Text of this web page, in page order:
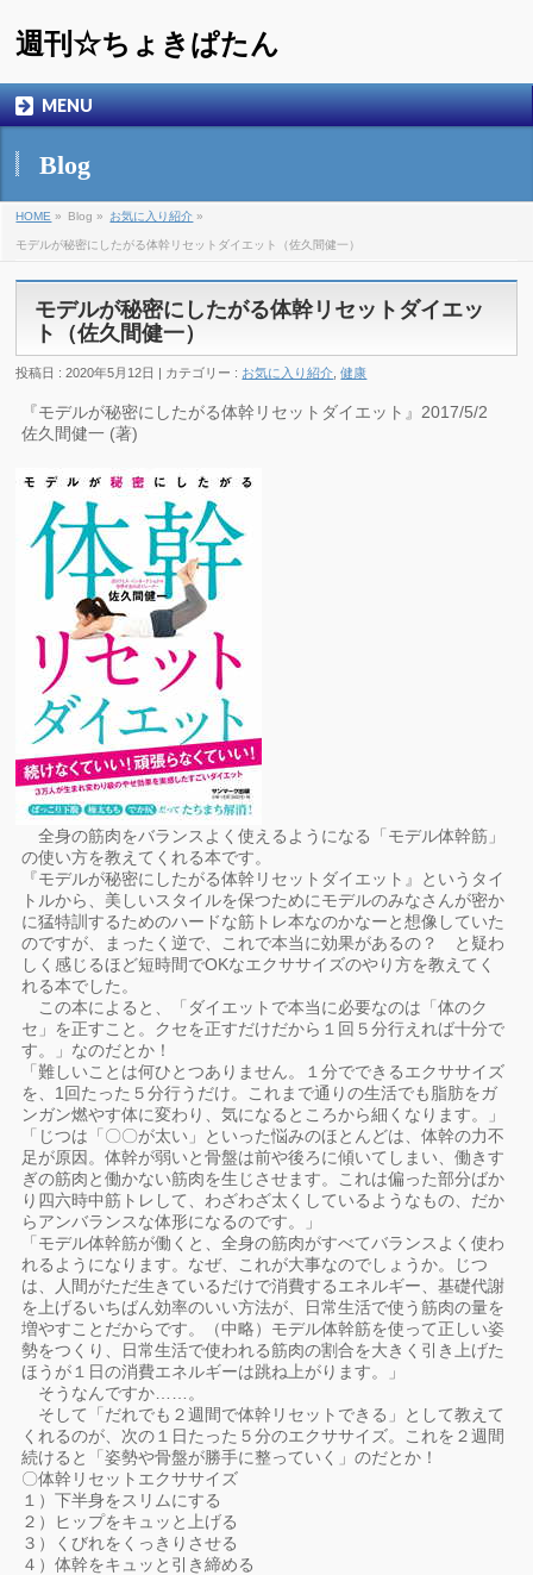
週刊☆ちょきぱたん
MENU
Blog
HOME » Blog » お気に入り紹介 »
モデルが秘密にしたがる体幹リセットダイエット（佐久間健一）
モデルが秘密にしたがる体幹リセットダイエッ
ト（佐久間健一）
投稿日 : 2020年5月12日 | カテゴリー : お気に入り紹介 ,健康
『モデルが秘密にしたがる体幹リセットダイエット』2017/5/2
佐久間健一 (著)
全身の筋肉をバランスよく使えるようになる「モデル体幹筋」
の使い方を教えてくれる本です。
『モデルが秘密にしたがる体幹リセットダイエット』というタイ
トルから、美しいスタイルを保つためにモデルのみなさんが密か
に猛特訓するためのハードな筋トレ本なのかなーと想像していた
のですが、まったく逆で、これで本当に効果があるの？ と疑わ
しく感じるほど短時間でOKなエクササイズのやり方を教えてく
れる本でした。
この本によると、「ダイエットで本当に必要なのは「体のク
セ」を正すこと。クセを正すだけだから１回５分行えれば十分で
す。」なのだとか！
「難しいことは何ひとつありません。１分でできるエクササイズ
を、1回たった５分行うだけ。これまで通りの生活でも脂肪をガ
ンガン燃やす体に変わり、気になるところから細くなります。」
「じつは「〇〇が太い」といった悩みのほとんどは、体幹の力不
足が原因。体幹が弱いと骨盤は前や後ろに傾いてしまい、働きす
ぎの筋肉と働かない筋肉を生じさせます。これは偏った部分ばか
り四六時中筋トレして、わざわざ太くしているようなもの、だか
らアンバランスな体形になるのです。」
「モデル体幹筋が働くと、全身の筋肉がすべてバランスよく使わ
れるようになります。なぜ、これが大事なのでしょうか。じつ
は、人間がただ生きているだけで消費するエネルギー、基礎代謝
を上げるいちばん効率のいい方法が、日常生活で使う筋肉の量を
増やすことだからです。（中略）モデル体幹筋を使って正しい姿
勢をつくり、日常生活で使われる筋肉の割合を大きく引き上げた
ほうが１日の消費エネルギーは跳ね上がります。」
そうなんですか……。
そして「だれでも２週間で体幹リセットできる」として教えて
くれるのが、次の１日たった５分のエクササイズ。これを２週間
続けると「姿勢や骨盤が勝手に整っていく」のだとか！
〇体幹リセットエクササイズ
１）下半身をスリムにする
２）ヒップをキュッと上げる
３）くびれをくっきりさせる
４）体幹をキュッと引き締める